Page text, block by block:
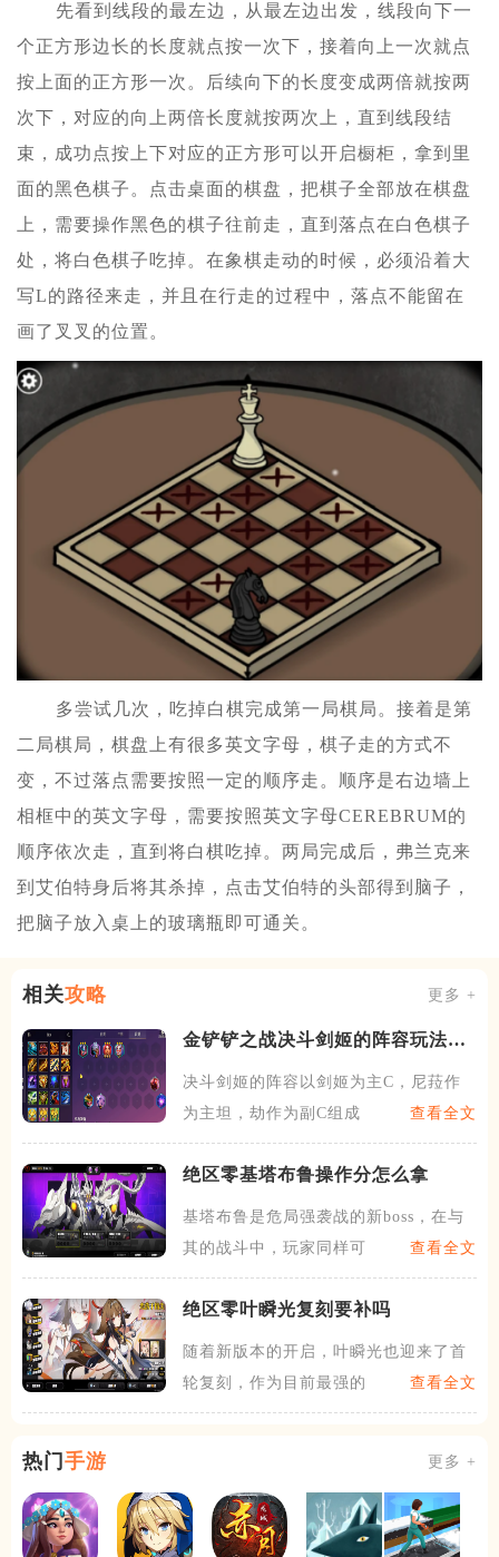
先看到线段的最左边，从最左边出发，线段向下一
个正方形边长的长度就点按一次下，接着向上一次就点
按上面的正方形一次。后续向下的长度变成两倍就按两
次下，对应的向上两倍长度就按两次上，直到线段结
束，成功点按上下对应的正方形可以开启橱柜，拿到里
面的黑色棋子。点击桌面的棋盘，把棋子全部放在棋盘
上，需要操作黑色的棋子往前走，直到落点在白色棋子
处，将白色棋子吃掉。在象棋走动的时候，必须沿着大
写L的路径来走，并且在行走的过程中，落点不能留在
画了叉叉的位置。
多尝试几次，吃掉白棋完成第一局棋局。接着是第
二局棋局，棋盘上有很多英文字母，棋子走的方式不
变，不过落点需要按照一定的顺序走。顺序是右边墙上
相框中的英文字母，需要按照英文字母CEREBRUM的
顺序依次走，直到将白棋吃掉。两局完成后，弗兰克来
到艾伯特身后将其杀掉，点击艾伯特的头部得到脑子，
把脑子放入桌上的玻璃瓶即可通关。
相关攻略 更多 +
金铲铲之战决斗剑姬的阵容玩法是
决斗剑姬的阵容以剑姬为主C，尼菈作
为主坦，劫作为副C组成，主
查看全文
绝区零基塔布鲁操作分怎么拿
基塔布鲁是危局强袭战的新boss，在与
其的战斗中，玩家同样可
查看全文
绝区零叶瞬光复刻要补吗
随着新版本的开启，叶瞬光也迎来了首
轮复刻，作为目前最强的物理
查看全文
热门 手游 更多 +